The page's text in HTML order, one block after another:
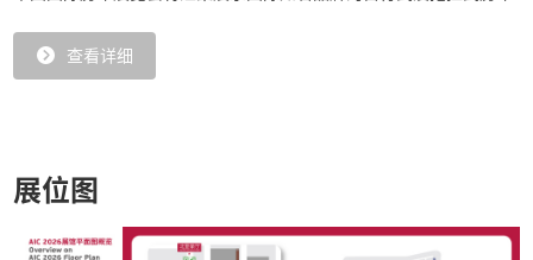
查看详细
展位图